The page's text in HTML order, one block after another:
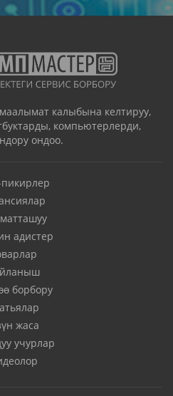
калыбына келтируу,
компьютерлерди,
ондоо.
адистер
борбору
жаса
учурлар